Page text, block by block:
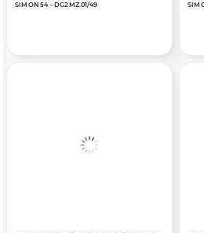
SIMON 54 - DG2MZ.01/49